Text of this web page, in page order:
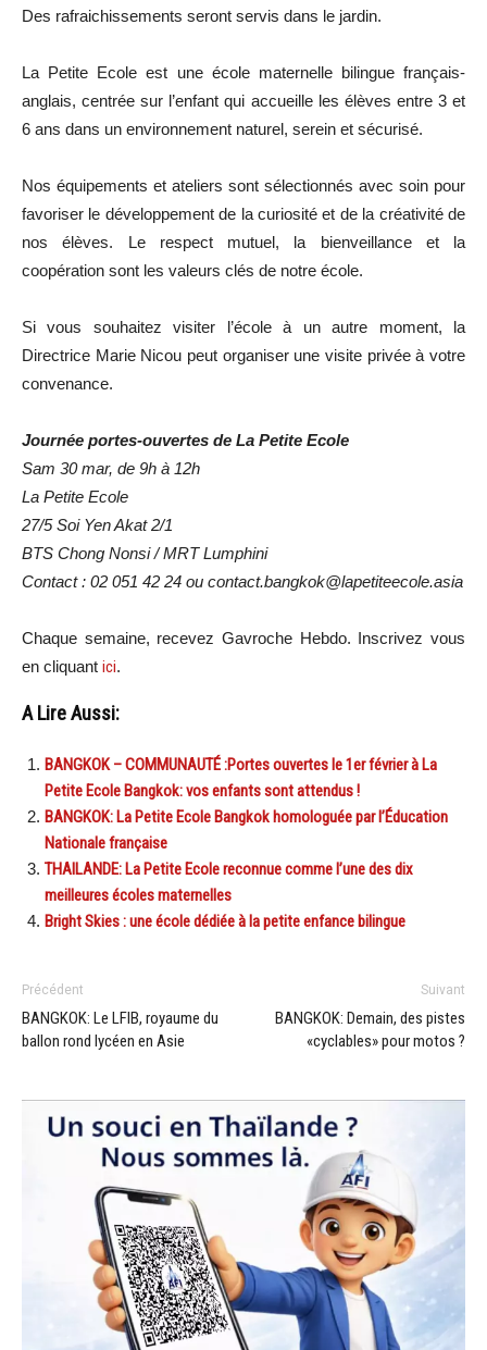
Des rafraichissements seront servis dans le jardin.
La Petite Ecole est une école maternelle bilingue français-
anglais, centrée sur l’enfant qui accueille les élèves entre 3 et
6 ans dans un environnement naturel, serein et sécurisé.
Nos équipements et ateliers sont sélectionnés avec soin pour
favoriser le développement de la curiosité et de la créativité de
nos élèves. Le respect mutuel, la bienveillance et la
coopération sont les valeurs clés de notre école.
Si vous souhaitez visiter l’école à un autre moment, la
Directrice Marie Nicou peut organiser une visite privée à votre
convenance.
Journée portes-ouvertes de La Petite Ecole
Sam 30 mar, de 9h à 12h
La Petite Ecole
27/5 Soi Yen Akat 2/1
BTS Chong Nonsi / MRT Lumphini
Contact : 02 051 42 24 ou contact.bangkok@lapetiteecole.asia
Chaque semaine, recevez Gavroche Hebdo. Inscrivez vous
en cliquant ici.
A Lire Aussi:
BANGKOK – COMMUNAUTÉ :Portes ouvertes le 1er février à La
Petite Ecole Bangkok: vos enfants sont attendus !
BANGKOK: La Petite Ecole Bangkok homologuée par l’Éducation
Nationale française
THAILANDE: La Petite Ecole reconnue comme l’une des dix
meilleures écoles maternelles
Bright Skies : une école dédiée à la petite enfance bilingue
Précédent
BANGKOK: Le LFIB, royaume du
ballon rond lycéen en Asie
Suivant
BANGKOK: Demain, des pistes
«cyclables» pour motos ?